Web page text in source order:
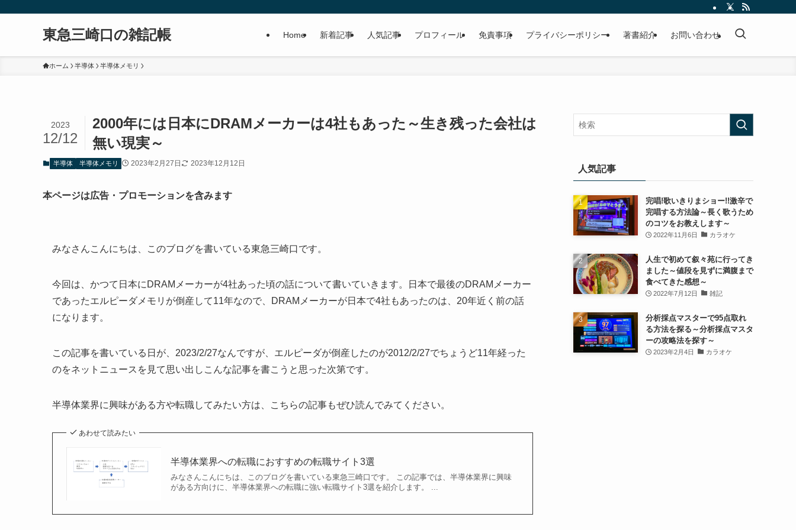
東急三崎口の雑記帳 Home 新着記事 人気記事 プロフィール 免責事項 プライバシーポリシー 著書紹介 お問い合わせ
ホーム 半導体 半導体メモリ
2000年には日本にDRAMメーカーは4社もあった～生き残った会社は
無い現実～
2023
12/12
半導体 半導体メモリ 2023年2月27日 2023年12月12日
本ページは広告・プロモーションを含みます
みなさんこんにちは、このブログを書いている東急三崎口です。
今回は、かつて日本にDRAMメーカーが4社あった頃の話について書いていきます。日本で最後のDRAMメーカー
であったエルピーダメモリが倒産して11年なので、DRAMメーカーが日本で4社もあったのは、20年近く前の話
になります。
この記事を書いている日が、2023/2/27なんですが、エルピーダが倒産したのが2012/2/27でちょうど11年経った
のをネットニュースを見て思い出しこんな記事を書こうと思った次第です。
半導体業界に興味がある方や転職してみたい方は、こちらの記事もぜひ読んでみてください。
あわせて読みたい
半導体業界への転職におすすめの転職サイト3選
みなさんこんにちは、このブログを書いている東急三崎口です。 この記事では、半導体業界に興味
がある方向けに、半導体業界への転職に強い転職サイト3選を紹介します。 ...
人気記事
完唱!歌いきりまショー!!激辛で
完唱する方法論～長く歌うため
のコツをお教えします～
2022年11月6日 カラオケ
人生で初めて叙々苑に行ってき
ました～値段を見ずに満腹まで
食べてきた感想～
2022年7月12日 雑記
分析採点マスターで95点取れ
る方法を探る～分析採点マスタ
ーの攻略法を探す～
2023年2月4日 カラオケ